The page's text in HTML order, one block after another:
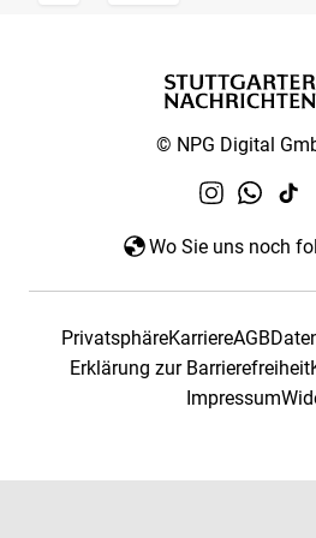
© NPG Digital
Wo Sie uns noch
PrivatsphäreKarriereAGB
Erklärung zur Barrierefreiheit
Impressum